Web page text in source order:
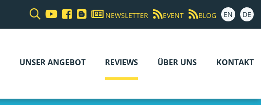
NEWSLETTER EVENT BLOG EN DE
UNSER ANGEBOT REVIEWS ÜBER UNS KONTAKT